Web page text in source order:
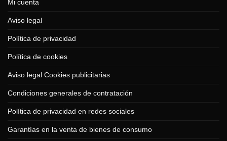
Mi cuenta
Aviso legal
Política de privacidad
Política de cookies
Aviso legal Cookies publicitarias
Condiciones generales de contratación
Política de privacidad en redes sociales
Garantías en la venta de bienes de consumo